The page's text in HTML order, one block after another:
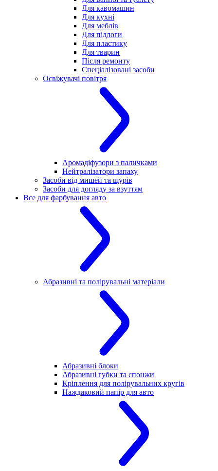
Для кавомашин
Для кухні
Для меблів
Для підлоги
Для пластику
Для тварин
Після ремонту
Спеціалізовані засоби
Освіжувачі повітря
Аромадіфузори з паличками
Нейтралізатори запаху
Засоби від мишей та щурів
Засоби для догляду за взуттям
Все для фарбування авто
Абразивні та полірувальні матеріали
Абразивні блоки
Абразивні губки та спонжи
Кріплення для полірувальних кругів
Наждаковий папір для авто